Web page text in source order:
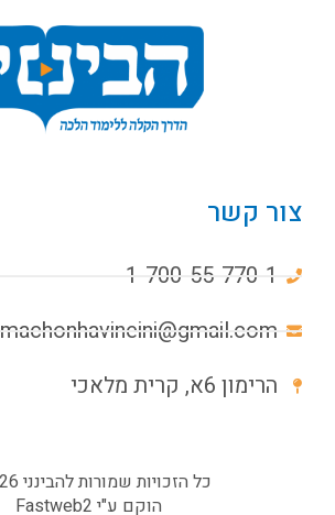
צור קשר
1-700-55-770-1
machonhavineini@gmail.com
הרימון 6א, קרית מלאכי
כל הזכויות שמורות להבינני 2026©
הוקם ע"י Fastweb2